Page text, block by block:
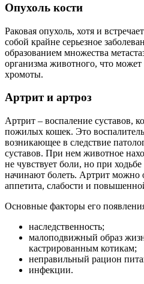
Опухоль кости
Раковая опухоль, хотя и
собой крайне серьезное
образованием множества
организма животного, что
хромоты.
Артрит и артроз
Артрит – воспаление суставов,
пожилых кошек. Это
возникающее в следствие
суставов. При нем животное
не чувствует боли, но при
начинают болеть. Артрит можно
аппетита, слабости и
Основные факторы его
наследственность;
малоподвижный образ
кастрированным котикам;
неправильный рацион
инфекции.